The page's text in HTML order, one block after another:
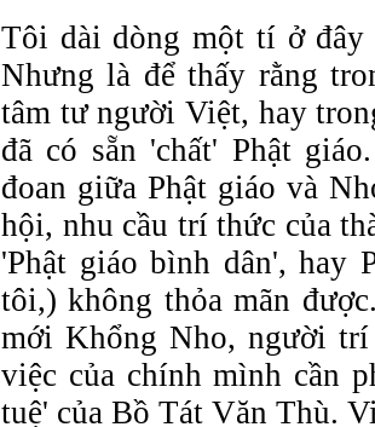
Tôi dài dòng một tí ở đây
Nhưng là để thấy rằng
tâm tư người Việt, hay
đã có sẵn 'chất' Phật
đoan giữa Phật giáo và
hội, nhu cầu trí thức của
'Phật giáo bình dân', hay
tôi,) không thỏa mãn
mới Khổng Nho, người
việc của chính mình cần
tuệ' của Bồ Tát Văn Thù.